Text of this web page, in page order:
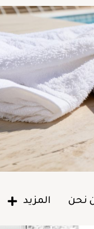
نحن المزيد